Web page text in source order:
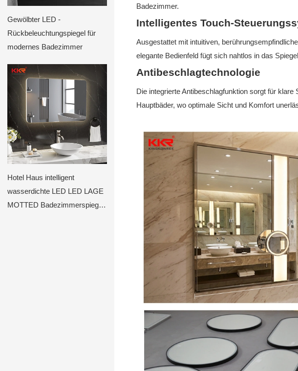
Gewölbter LED -
Rückbeleuchtungspiegel für
modernes Badezimmer
Hotel Haus intelligent
wasserdichte LED LED LAGE
MOTTED Badezimmerspiegel
Badezimmer.
Intelligentes Touch-
Ausgestattet mit intuitiven,
elegante Bedienfeld fügt sich nahtlos in das
Antibeschlagtechnologie
Die integrierte Antibeschlagfunktion sorgt für
Hauptbäder, wo optimale Sicht und Komfort